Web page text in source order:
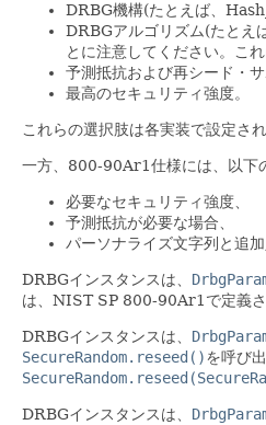
DRBG機構(たとえば、
DRBGアルゴリズム(たとえ
とに注意してください。こ
予測抵抗および再シード・
最高のセキュリティ強度。
これらの選択肢は各実装で設定され
一方、800-90Ar1仕様には、以下
必要なセキュリティ強度、
予測抵抗が必要な場合、
パーソナライズ文字列と追加
DRBGインスタンスは、
は、NIST SP 800-90Ar1で定義
DRBGインスタンスは、
SecureRandom.reseed()を呼び
DRBGインスタンスは、